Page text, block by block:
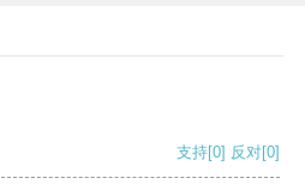
支持[0] 反对[0]